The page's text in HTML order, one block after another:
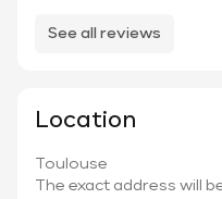
See all reviews
Location
Toulouse
The exact address will